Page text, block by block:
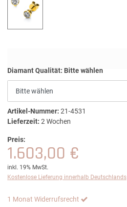
Diamant Qualität: Bitte wählen
Artikel-Nummer: 21-4531
Lieferzeit: 2 Wochen
Preis:
1.603,00 €
inkl. 19% MwSt.
Kostenlose Lieferung innerhalb Deutschlands
1 Monat Widerrufsrecht